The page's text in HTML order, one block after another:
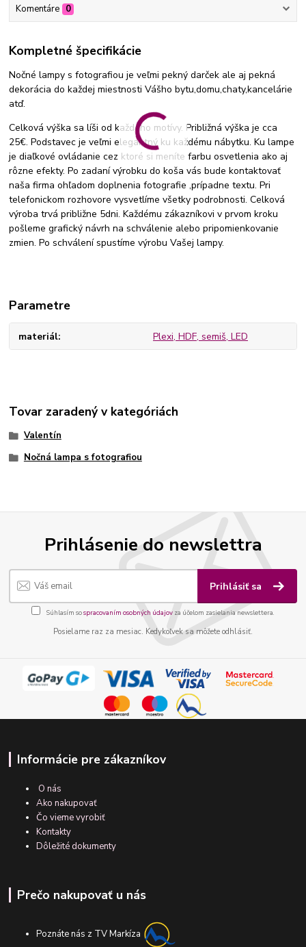
Komentáre 0
Kompletné špecifikácie
Nočné lampy s fotografiou je veľmi pekný darček ale aj pekná
dekorácia do každej miestnosti Vášho bytu,domu,chaty,kancelárie
atď.
Celková výška sa líši od každého motívy. Približná výška je cca
25€. Podstavec je veľmi elegantný ku každému nábytku. Ku lampe
je diaľkové ovládanie cez ktoré si meníte farbu osvetlenia ako aj
rôzne efekty. Po zadaní výrobku do koša vás bude kontaktovať
naša firma ohľadom doplnenia fotografie ,prípadne textu. Pri
telefonickom rozhovore vysvetlíme všetky podrobnosti. Celková
výroba trvá približne 5dni. Každému zákazníkovi v prvom kroku
pošleme grafický návrh na schválenie alebo pripomienkovanie
zmien. Po schválení spustíme výrobu Vašej lampy.
Parametre
materiál Plexi, HDF, semiš, LED
Tovar zaradený v kategóriách
Valentín
Nočná lampa s fotografiou
Prihlásenie do newslettra
Prihlásiť sa
Súhlasím sospracovaním osobných údajov za účelom zasielania newslettera.
Posielame raz za mesiac. Kedykoľvek sa môžete odhlásiť.
Informácie pre zákazníkov
O nás
Ako nakupovať
Čo vieme vyrobiť
Kontakty
Dôležité dokumenty
Prečo nakupovať u nás
Poznáte nás z TV Markíza